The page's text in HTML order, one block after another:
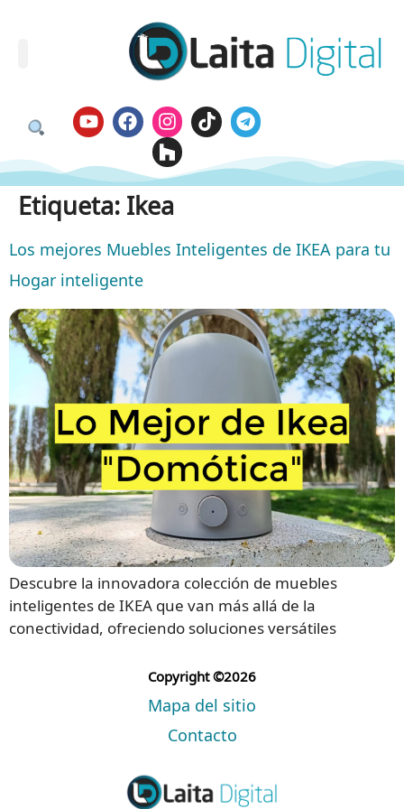
Etiqueta: Ikea
Los mejores Muebles Inteligentes de IKEA para tu
Hogar inteligente
Descubre la innovadora colección de muebles
inteligentes de IKEA que van más allá de la
conectividad, ofreciendo soluciones versátiles
Copyright ©2026
Mapa del sitio
Contacto